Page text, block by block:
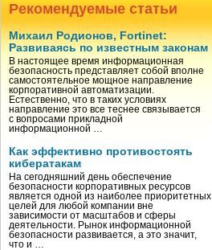
Рекомендуемые статьи
Михаил Родионов, Fortinet:
Развиваясь по известным законам
В настоящее время информационная
безопасность представляет собой вполне
самостоятельное мощное направление
корпоративной автоматизации.
Естественно, что в таких условиях
направление это все теснее связывается
с вопросами прикладной
информационной …
Как эффективно противостоять
кибератакам
На сегодняшний день обеспечение
безопасности корпоративных ресурсов
является одной из наиболее приоритетных
целей для любой компании вне
зависимости от масштабов и сферы
деятельности. Рынок информационной
безопасности развивается, а это значит,
что и …